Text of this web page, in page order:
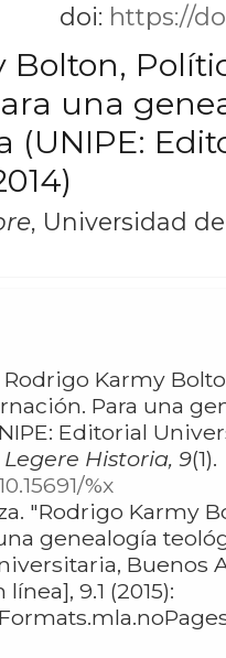
doi: https://
Bolton,
una
(UNIPE:
, Universidad
Para una
Editorial
Historia, 9(1).
%x
de la
genealogía
Buenos
línea], 9.1 (2015):